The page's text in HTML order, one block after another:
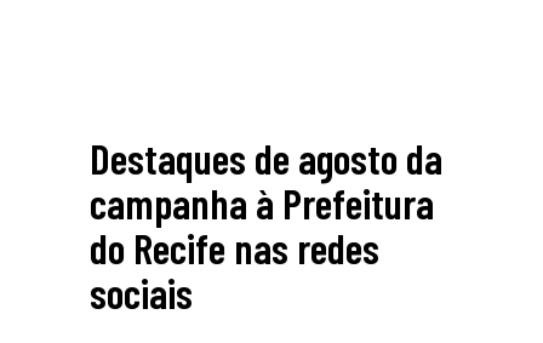
Destaques de agosto da
campanha à Prefeitura
do Recife nas redes
sociais